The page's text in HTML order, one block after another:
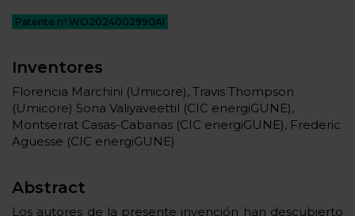
Patente nº WO2024002990A1
Inventores
Florencia Marchini (Umicore), Travis Thompson
(Umicore) Sona Valiyaveettil (CIC energiGUNE),
Montserrat Casas-Cabanas (CIC energiGUNE), Frederic
Aguesse (CIC energiGUNE)
Abstract
Los autores de la presente invención han descubierto